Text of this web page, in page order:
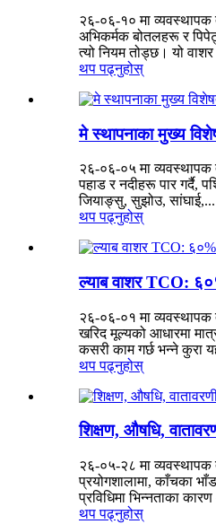
२६-०६-१० मा व्यवस्थापक
अभिकर्मक बोतलहरू र
त्यो नियम तोड्छ। यो
थप पढ्नुहोस्
मे स्थापनाका मुख्य
२६-०६-०५ मा व्यवस्थापक
पहाड र नदीहरू पार गर्दै,
जियाङ्सु, सुझोउ, सांघाई,...
थप पढ्नुहोस्
ल्याब वाशर TCO:
२६-०६-०१ मा व्यवस्थापक
खरिद मूल्यको आधारमा
कसरी काम गर्छ भन्ने कुरा
थप पढ्नुहोस्
शिक्षण, औषधि,
२६-०५-२८ मा व्यवस्थापक
प्रयोगशालामा, काँचका
प्रविधिमा भिन्नताका
थप पढ्नुहोस्